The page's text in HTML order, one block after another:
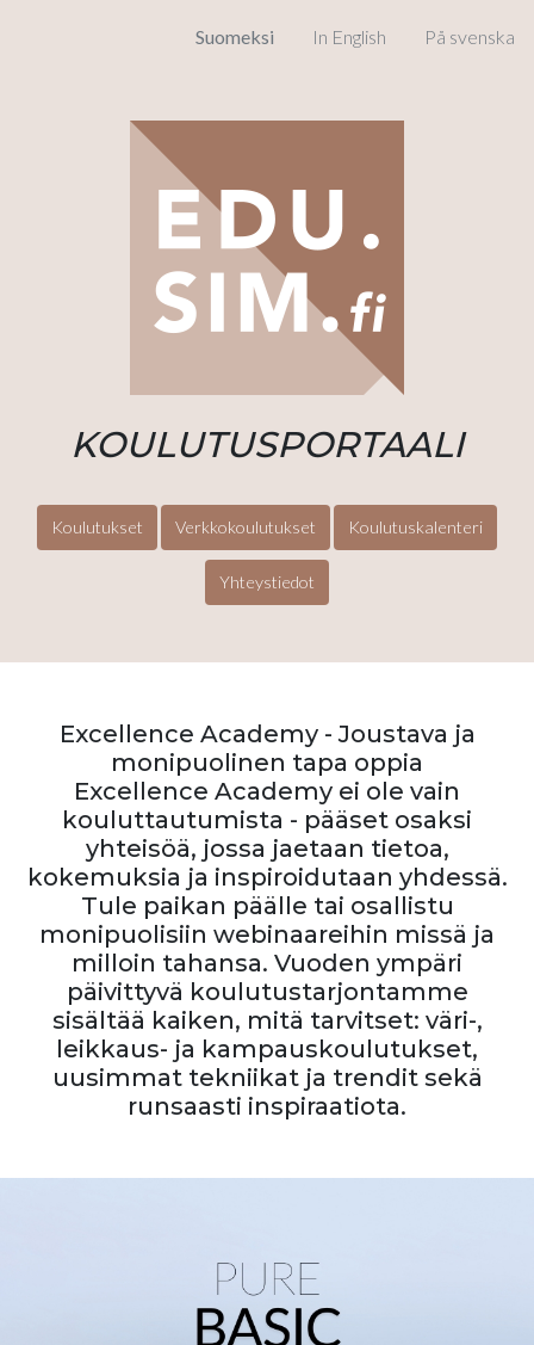
Suomeksi In English På svenska
KOULUTUSPORTAALI
Koulutukset Verkkokoulutukset Koulutuskalenteri
Yhteystiedot
Excellence Academy - Joustava ja
monipuolinen tapa oppia
Excellence Academy ei ole vain
kouluttautumista - pääset osaksi
yhteisöä, jossa jaetaan tietoa,
kokemuksia ja inspiroidutaan yhdessä.
Tule paikan päälle tai osallistu
monipuolisiin webinaareihin missä ja
milloin tahansa. Vuoden ympäri
päivittyvä koulutustarjontamme
sisältää kaiken, mitä tarvitset: väri-,
leikkaus- ja kampauskoulutukset,
uusimmat tekniikat ja trendit sekä
runsaasti inspiraatiota.